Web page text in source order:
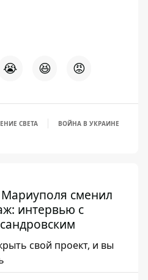
😭 😆 😡
СВЕТА ВОЙНА В УКРАИНЕ
Мариуполя сменил
интервью с
свой проект, и вы